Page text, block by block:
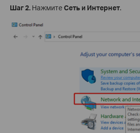
Шаг 2. НажмитеСеть и Интернет.